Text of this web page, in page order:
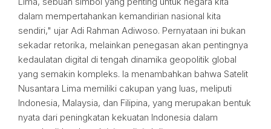
dalam mempertahankan kemandirian nasional kita
sendiri," ujar Adi Rahman Adiwoso. Pernyataan ini bukan
sekadar retorika, melainkan penegasan akan pentingnya
kedaulatan digital di tengah dinamika geopolitik global
yang semakin kompleks. Ia menambahkan bahwa Satelit
Nusantara Lima memiliki cakupan yang luas, meliputi
Indonesia, Malaysia, dan Filipina, yang merupakan bentuk
nyata dari peningkatan kekuatan Indonesia dalam